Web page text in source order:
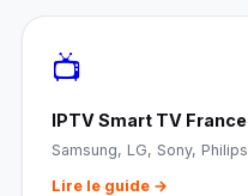
📺
IPTV Smart TV France
Samsung, LG, Sony,
Lire le guide →